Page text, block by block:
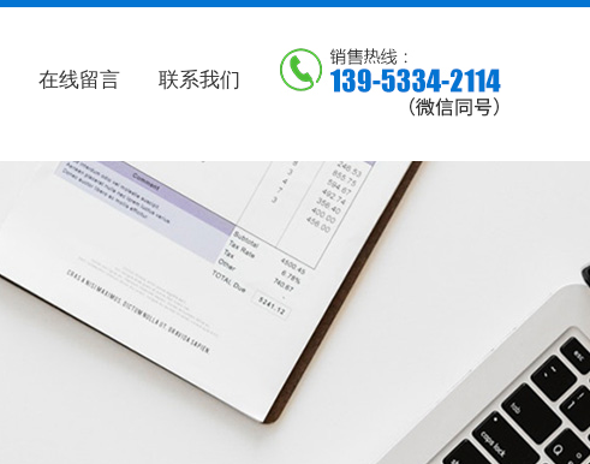
在线留言 联系我们